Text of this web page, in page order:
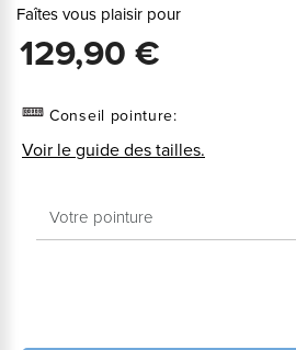
Faîtes vous plaisir pour
129,90 €
Conseil pointure:
Voir le guide des tailles.